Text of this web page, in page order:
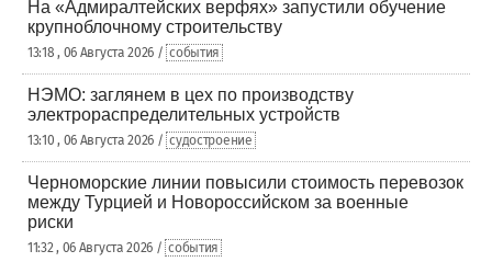
На «Адмиралтейских верфях» запустили обучение
крупноблочному строительству
13:18 , 06 Августа 2026 / события
НЭМО: заглянем в цех по производству
электрораспределительных устройств
13:10 , 06 Августа 2026 / судостроение
Черноморские линии повысили стоимость перевозок
между Турцией и Новороссийском за военные
риски
11:32 , 06 Августа 2026 / события